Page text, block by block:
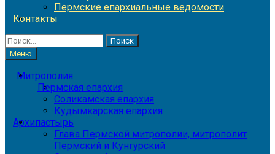
Пермские епархиальные ведомости
Контакты
Найти:
Меню
Митрополия
Пермская епархия
Соликамская епархия
Кудымкарская епархия
Архипастырь
Глава Пермской митрополии, митрополит
Пермский и Кунгурский